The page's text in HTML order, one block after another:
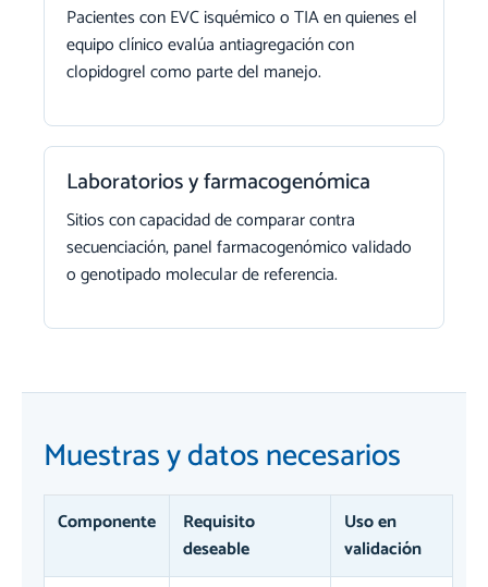
Pacientes con EVC isquémico o TIA en quienes el
equipo clínico evalúa antiagregación con
clopidogrel como parte del manejo.
Laboratorios y farmacogenómica
Sitios con capacidad de comparar contra
secuenciación, panel farmacogenómico validado
o genotipado molecular de referencia.
Muestras y datos necesarios
Componente
Requisito
deseable
Uso en
validación